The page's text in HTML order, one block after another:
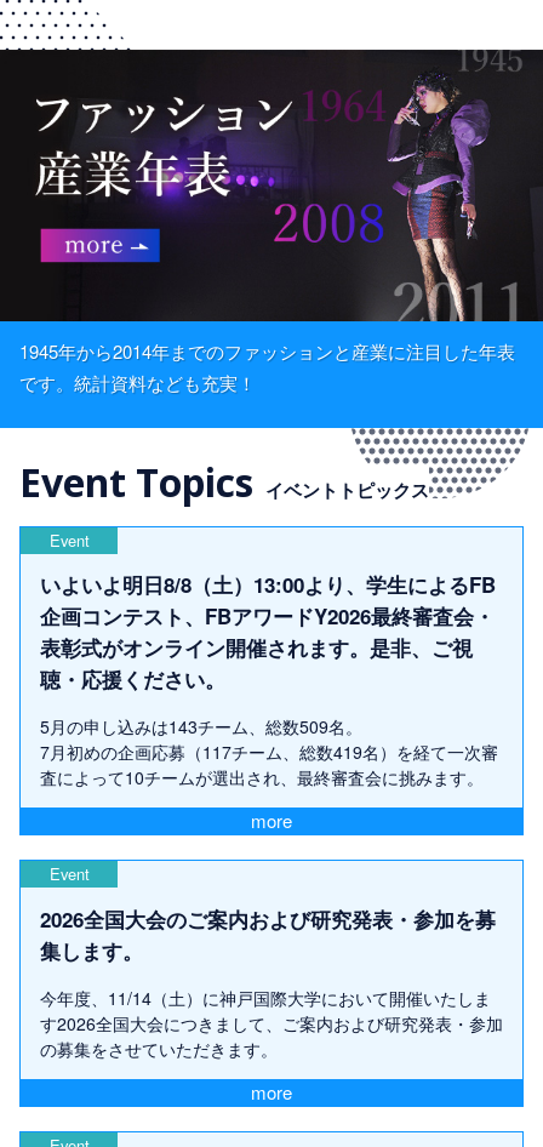
1945年から2014年までのファッションと産業に注目した年表
です。統計資料なども充実！
Event Topics イベントトピックス
Event
いよいよ明日8/8（土）13:00より、学生によるFB
企画コンテスト、FBアワードY2026最終審査会・
表彰式がオンライン開催されます。是非、ご視
聴・応援ください。
5月の申し込みは143チーム、総数509名。
7月初めの企画応募（117チーム、総数419名）を経て一次審
査によって10チームが選出され、最終審査会に挑みます。
more
Event
2026全国大会のご案内および研究発表・参加を募
集します。
今年度、11/14（土）に神戸国際大学において開催いたしま
す2026全国大会につきまして、ご案内および研究発表・参加
の募集をさせていただきます。
more